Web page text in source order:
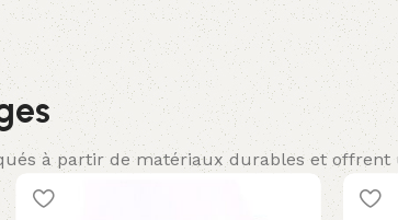
DÉTAILLÉ
Offrez à vos invités des
solutions modernes et
pratiques. L'équipement
hôtelier avec chaque détail
pensé est ici.
à partir de matériaux durables et